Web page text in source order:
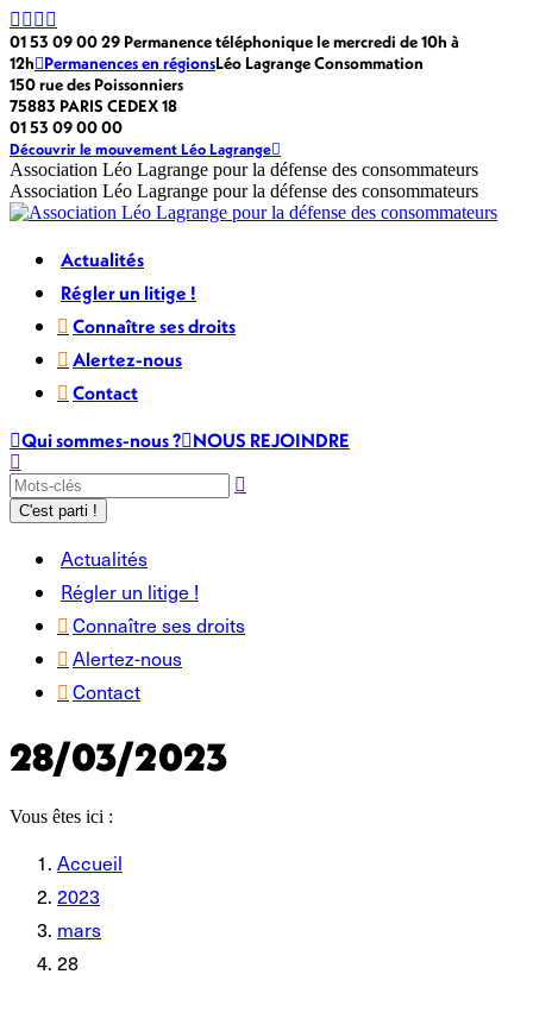
Passer
au
contenu
La
page
Facebook
s'ouvre
dans
une
nouvelle
fenêtre
La
page
LinkedIn
s'ouvre
dans
une
nouvelle
fenêtre
La
page
X
s'ouvre
dans
une
nouvelle
fenêtre
page
Instagram
s'ouvre
dans
une
nouvelle
fenêtre
01 53 09 00 29 Permanence téléphonique le mercredi de 10h à
12h Permanences en régionsLéo Lagrange Consommation
150 rue des Poissonniers
75883 PARIS CEDEX 18
01 53 09 00 00
Découvrir le mouvement Léo Lagrange
Association Léo Lagrange pour la défense des consommateurs
Association Léo Lagrange pour la défense des consommateurs
Actualités
Régler un litige !
Connaître ses droits
Alertez-nous
Contact
Qui sommes-nous ? NOUS REJOINDRE
Recherche
Actualités
Régler un litige !
Connaître ses droits
Alertez-nous
Contact
28/03/2023
Vous êtes ici :
Accueil
2023
mars
28